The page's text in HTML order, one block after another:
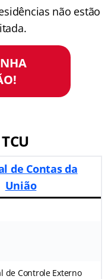
não estão
de Contas da
União
de Controle Externo